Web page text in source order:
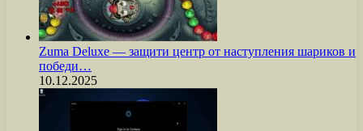
Zuma Deluxe — защити центр от наступления шариков и
победи…
10.12.2025